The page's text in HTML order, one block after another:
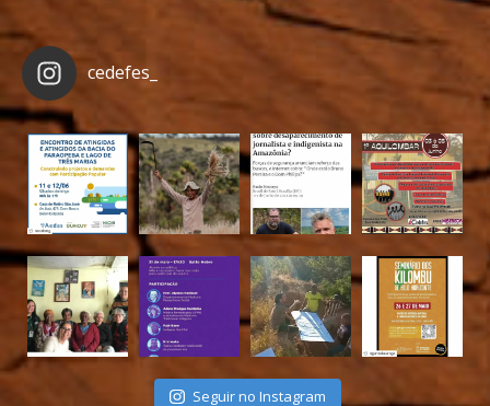
cedefes_
Seguir no Instagram